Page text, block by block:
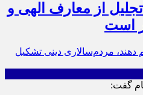
از معارف الهی و
است
گفت: